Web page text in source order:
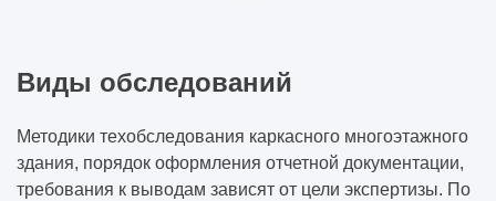
Виды обследований
Методики техобследования каркасного многоэтажного
здания, порядок оформления отчетной документации,
требования к выводам зависят от цели экспертизы. По